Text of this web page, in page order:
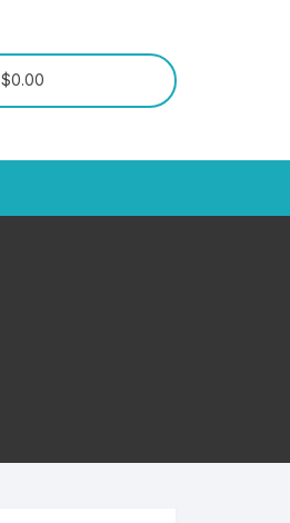
$0.00